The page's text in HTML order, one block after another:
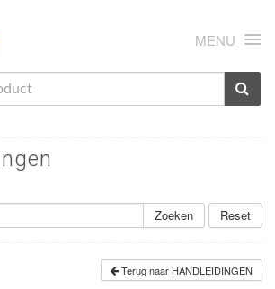
MENU
Zoeken Reset
Terug naar HANDLEIDINGEN